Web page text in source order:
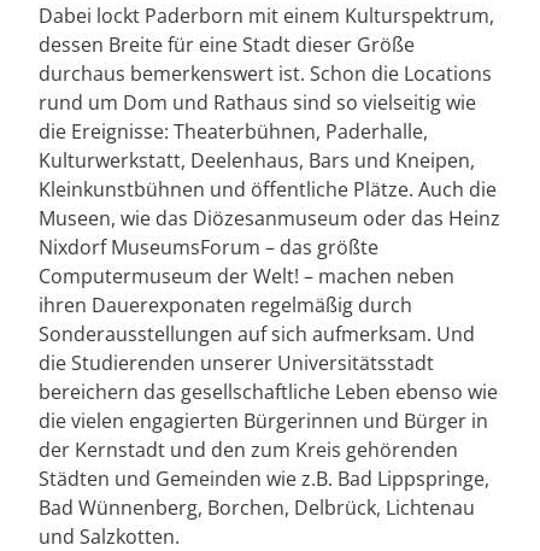
Dabei lockt Paderborn mit einem Kulturspektrum,
dessen Breite für eine Stadt dieser Größe
durchaus bemerkenswert ist. Schon die Locations
rund um Dom und Rathaus sind so vielseitig wie
die Ereignisse: Theaterbühnen, Paderhalle,
Kulturwerkstatt, Deelenhaus, Bars und Kneipen,
Kleinkunstbühnen und öffentliche Plätze. Auch die
Museen, wie das Diözesanmuseum oder das Heinz
Nixdorf MuseumsForum – das größte
Computermuseum der Welt! – machen neben
ihren Dauerexponaten regelmäßig durch
Sonderausstellungen auf sich aufmerksam. Und
die Studierenden unserer Universitätsstadt
bereichern das gesellschaftliche Leben ebenso wie
die vielen engagierten Bürgerinnen und Bürger in
der Kernstadt und den zum Kreis gehörenden
Städten und Gemeinden wie z.B. Bad Lippspringe,
Bad Wünnenberg, Borchen, Delbrück, Lichtenau
und Salzkotten.